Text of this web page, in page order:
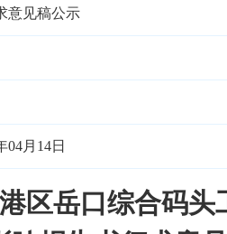
意见稿公示
04月14日
区岳口综合码头